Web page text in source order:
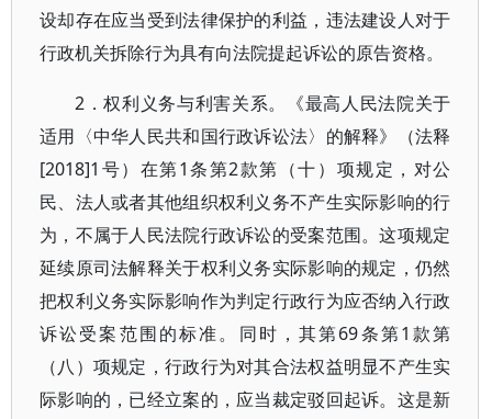
设却存在应当受到法律保护的利益，违法建设人对于
行政机关拆除行为具有向法院提起诉讼的原告资格。
2．权利义务与利害关系。《最高人民法院关于
适用〈中华人民共和国行政诉讼法〉的解释》（法释
[2018]1号）在第1条第2款第（十）项规定，对公
民、法人或者其他组织权利义务不产生实际影响的行
为，不属于人民法院行政诉讼的受案范围。这项规定
延续原司法解释关于权利义务实际影响的规定，仍然
把权利义务实际影响作为判定行政行为应否纳入行政
诉讼受案范围的标准。同时，其第69条第1款第
（八）项规定，行政行为对其合法权益明显不产生实
际影响的，已经立案的，应当裁定驳回起诉。这是新